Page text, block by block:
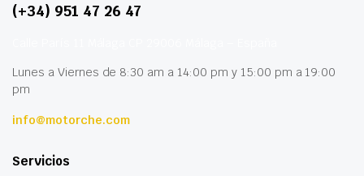
(+34) 951 47 26 47
Lunes a Viernes de 8:30 am a 14:00 pm y 15:00 pm a 19:00
pm
info@motorche.com
Servicios